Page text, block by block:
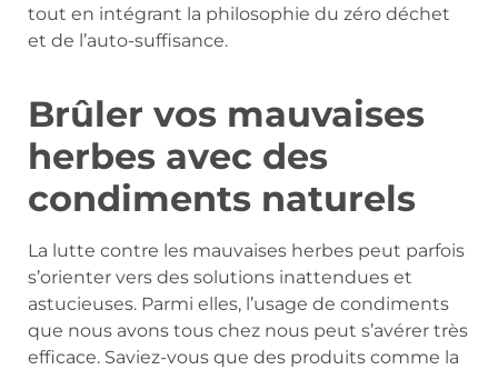
tout en intégrant la philosophie du zéro déchet
et de l’auto-suffisance.
Brûler vos mauvaises
herbes avec des
condiments naturels
La lutte contre les mauvaises herbes peut parfois
s’orienter vers des solutions inattendues et
astucieuses. Parmi elles, l’usage de condiments
que nous avons tous chez nous peut s’avérer très
efficace. Saviez-vous que des produits comme la